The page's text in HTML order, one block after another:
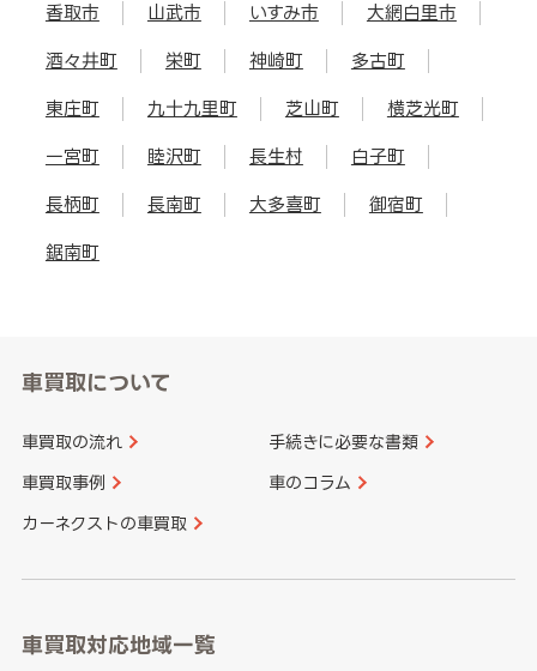
香取市 山武市 いすみ市 大網白里市
酒々井町 栄町 神崎町 多古町
東庄町 九十九里町 芝山町 横芝光町
一宮町 睦沢町 長生村 白子町
長柄町 長南町 大多喜町 御宿町
鋸南町
車買取について
車買取の流れ 手続きに必要な書類
車買取事例 車のコラム
カーネクストの車買取
車買取対応地域一覧